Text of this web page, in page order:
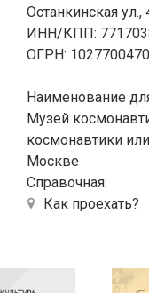
Останкинская ул.,
ИНН/КПП:
ОГРН:
Наименование
Музей
космонавтики
Москве
Справочная:
Как проехать?